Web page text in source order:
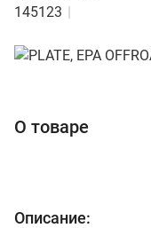
145123
О товаре
Описание: